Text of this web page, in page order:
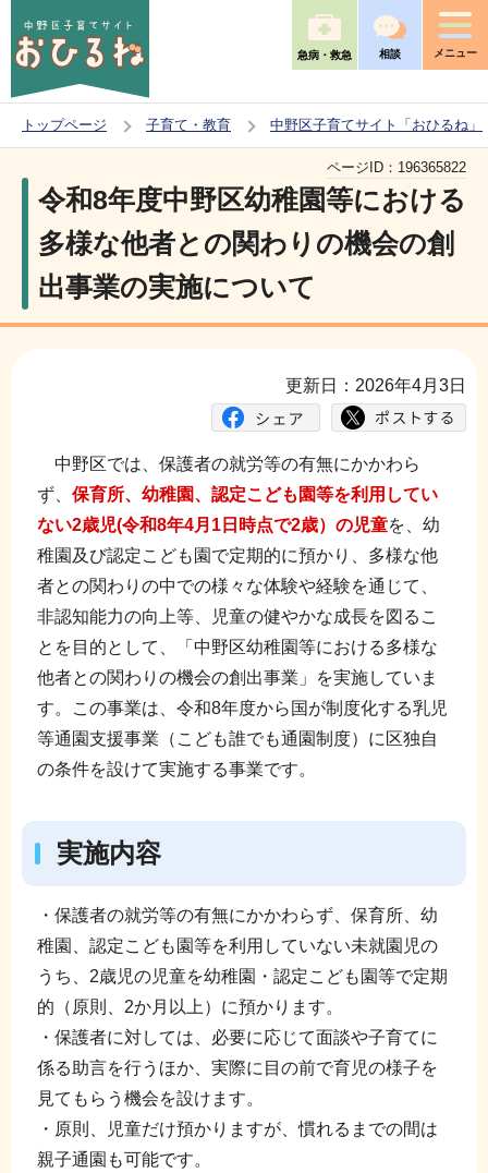
の
ー
急病・救急 相談 メニュー
トップページ 子育て・教育 中野区子育てサイト「おひるね」
令和8年度中野区幼稚園等における
多様な他者との関わりの機会の創
出事業の実施について
ページID： 196365822
更新日：2026年4月3日
中野区では、保護者の就労等の有無にかかわら
ず、 保育所、幼稚園、認定こども園等を利用してい
ない2歳児(令和8年4月1日時点で2歳） の児童を、幼
稚園及び認定こども園で定期的に預かり、多様な他
者との関わりの中での様々な体験や経験を通じて、
非認知能力の向上等、児童の健やかな成長を図るこ
とを目的として、「中野区幼稚園等における多様な
他者との関わりの機会の創出事業」を実施していま
す。この事業は、令和8年度から国が制度化する乳児
等通園支援事業（こども誰でも通園制度）に区独自
の条件を設けて実施する事業です。
実施内容
・保護者の就労等の有無にかかわらず、保育所、幼
稚園、認定こども園等を利用していない未就園児の
うち、2歳児の児童を幼稚園・認定こども園等で定期
的（原則、2か月以上）に預かります。
・保護者に対しては、必要に応じて面談や子育てに
係る助言を行うほか、実際に目の前で育児の様子を
見てもらう機会を設けます。
・原則、児童だけ預かりますが、慣れるまでの間は
親子通園も可能です。